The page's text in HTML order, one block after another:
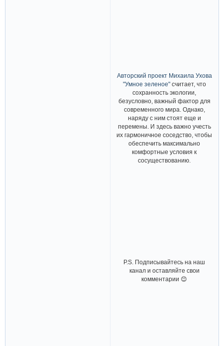
Авторский проект Михаила Ухова
"Умное зеленое"считает, что
сохранность экологии,
безусловно, важный фактор для
современного мира. Однако,
наряду с ним стоят еще и
перемены. И здесь важно учесть
их гармоничное соседство, чтобы
обеспечить максимально
комфортные условия к
сосуществованию.
P.S. Подписывайтесь на наш
канал и оставляйте свои
комментарии 😊